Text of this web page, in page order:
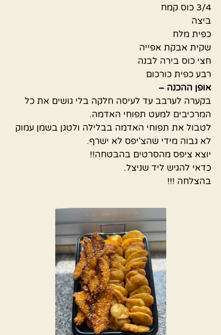
3/4 כוס קמח
ביצה
כפית מלח
שקית אבקת אפייה
חצי כוס בירה לבנה
רבע כפית כורכום
אופן ההכנה –
בקערה לערבב עד לעיסה חלקה בלי גושים את כל
המרכיבים למעט תפוחי האדמה.
לטבול את תפוחי האדמה בבלילה ולטגן בשמן עמוק
לא גבוה מידי שהצ'יפס לא ישרף.
יוצא ציפס מהסרטים בהבטחה!!
כדאי להגיש ליד שניצל.
בהצלחה !!!